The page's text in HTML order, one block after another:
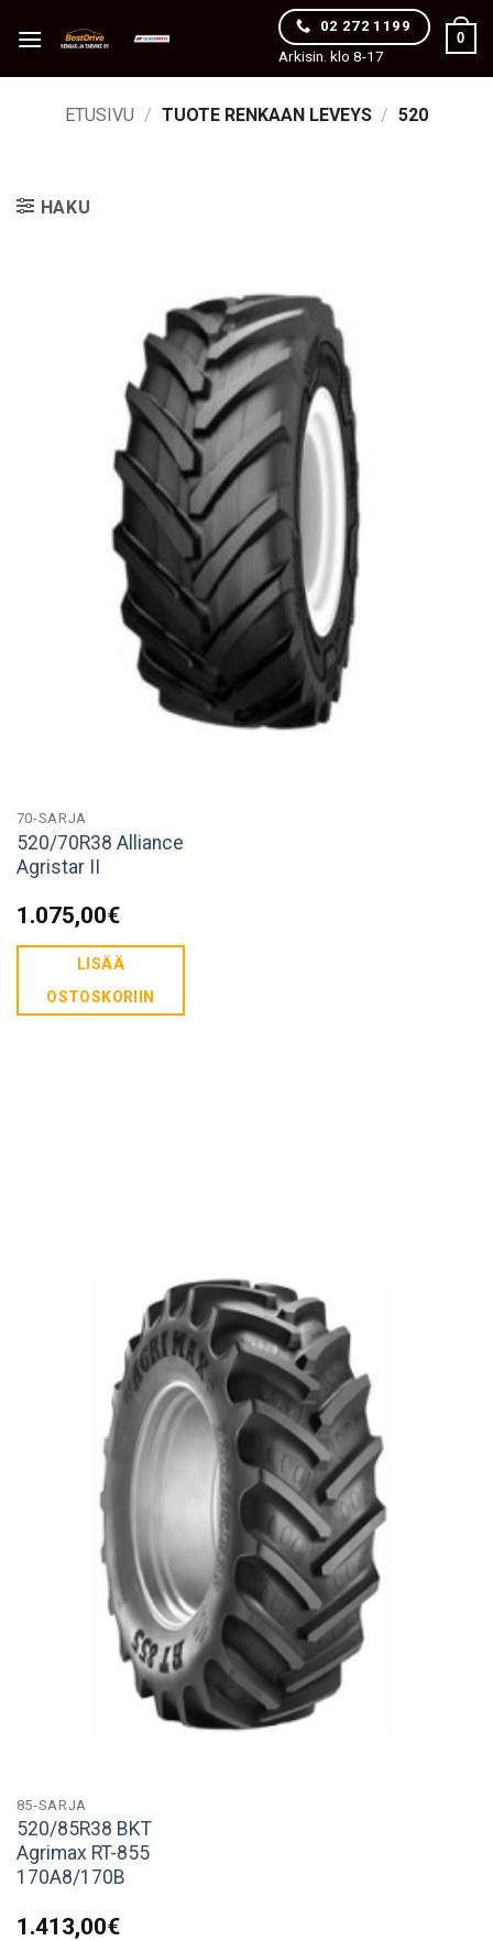
02 272 1199
Arkisin. klo 8-17
0
ETUSIVU / TUOTE RENKAAN LEVEYS / 520
HAKU
70-SARJA
520/70R38 Alliance
Agristar II
1.075,00€
LISÄÄ
OSTOSKORIIN
85-SARJA
520/85R38 BKT
Agrimax RT-855
170A8/170B
1.413,00€